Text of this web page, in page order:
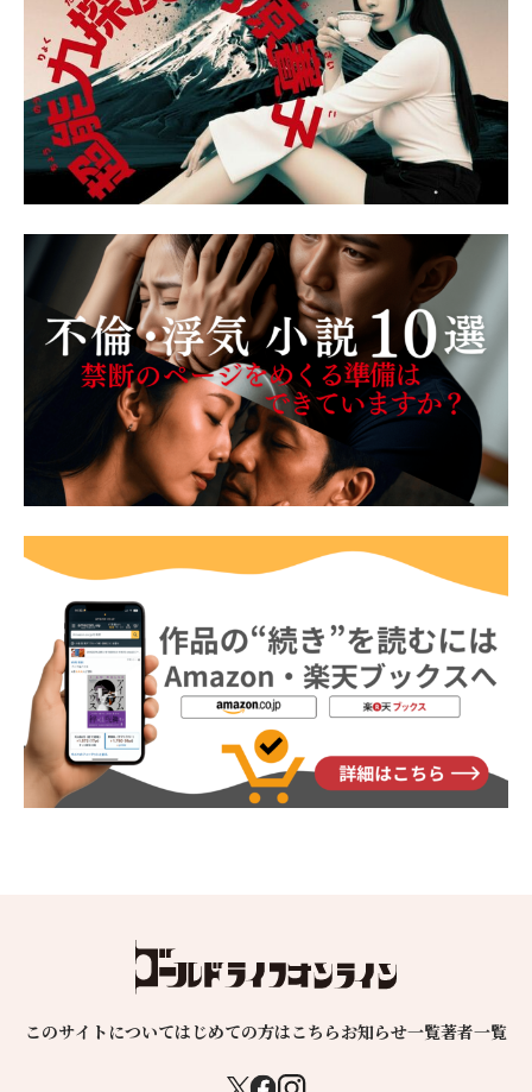
このサイトについてはじめての方はこちらお知らせ一覧著者一覧